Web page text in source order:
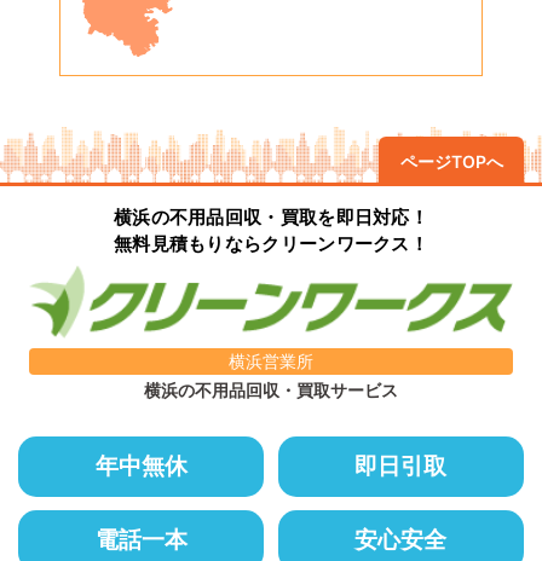
ページTOPへ
横浜の不用品回収・買取を即日対応！
無料見積もりならクリーンワークス！
横浜営業所
横浜の不用品回収・買取サービス
年中無休 即日引取
電話一本 安心安全